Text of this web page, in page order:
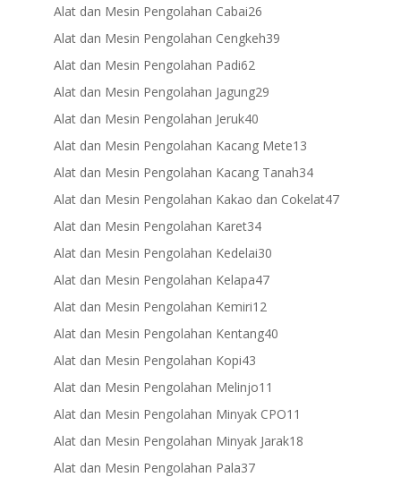
Alat dan Mesin Pengolahan Cabai2626
products
Alat dan Mesin Pengolahan Cengkeh3939
Alat dan Mesin Pengolahan Padi6262
products
Alat dan Mesin Pengolahan Jagung2929
Alat dan Mesin Pengolahan Jeruk4040
products
Alat dan Mesin Pengolahan Kacang Mete1313
products
Alat dan Mesin Pengolahan Kacang Tanah3434
products
Alat dan Mesin Pengolahan Kakao dan Cokelat4747
Alat dan Mesin Pengolahan Karet3434
products
Alat dan Mesin Pengolahan Kedelai3030
Alat dan Mesin Pengolahan Kelapa4747
Alat dan Mesin Pengolahan Kemiri1212
products
Alat dan Mesin Pengolahan Kentang4040
Alat dan Mesin Pengolahan Kopi4343
products
Alat dan Mesin Pengolahan Melinjo11
products
Alat dan Mesin Pengolahan Minyak CPO11
products
Alat dan Mesin Pengolahan Minyak Jarak1818
Alat dan Mesin Pengolahan Pala3737